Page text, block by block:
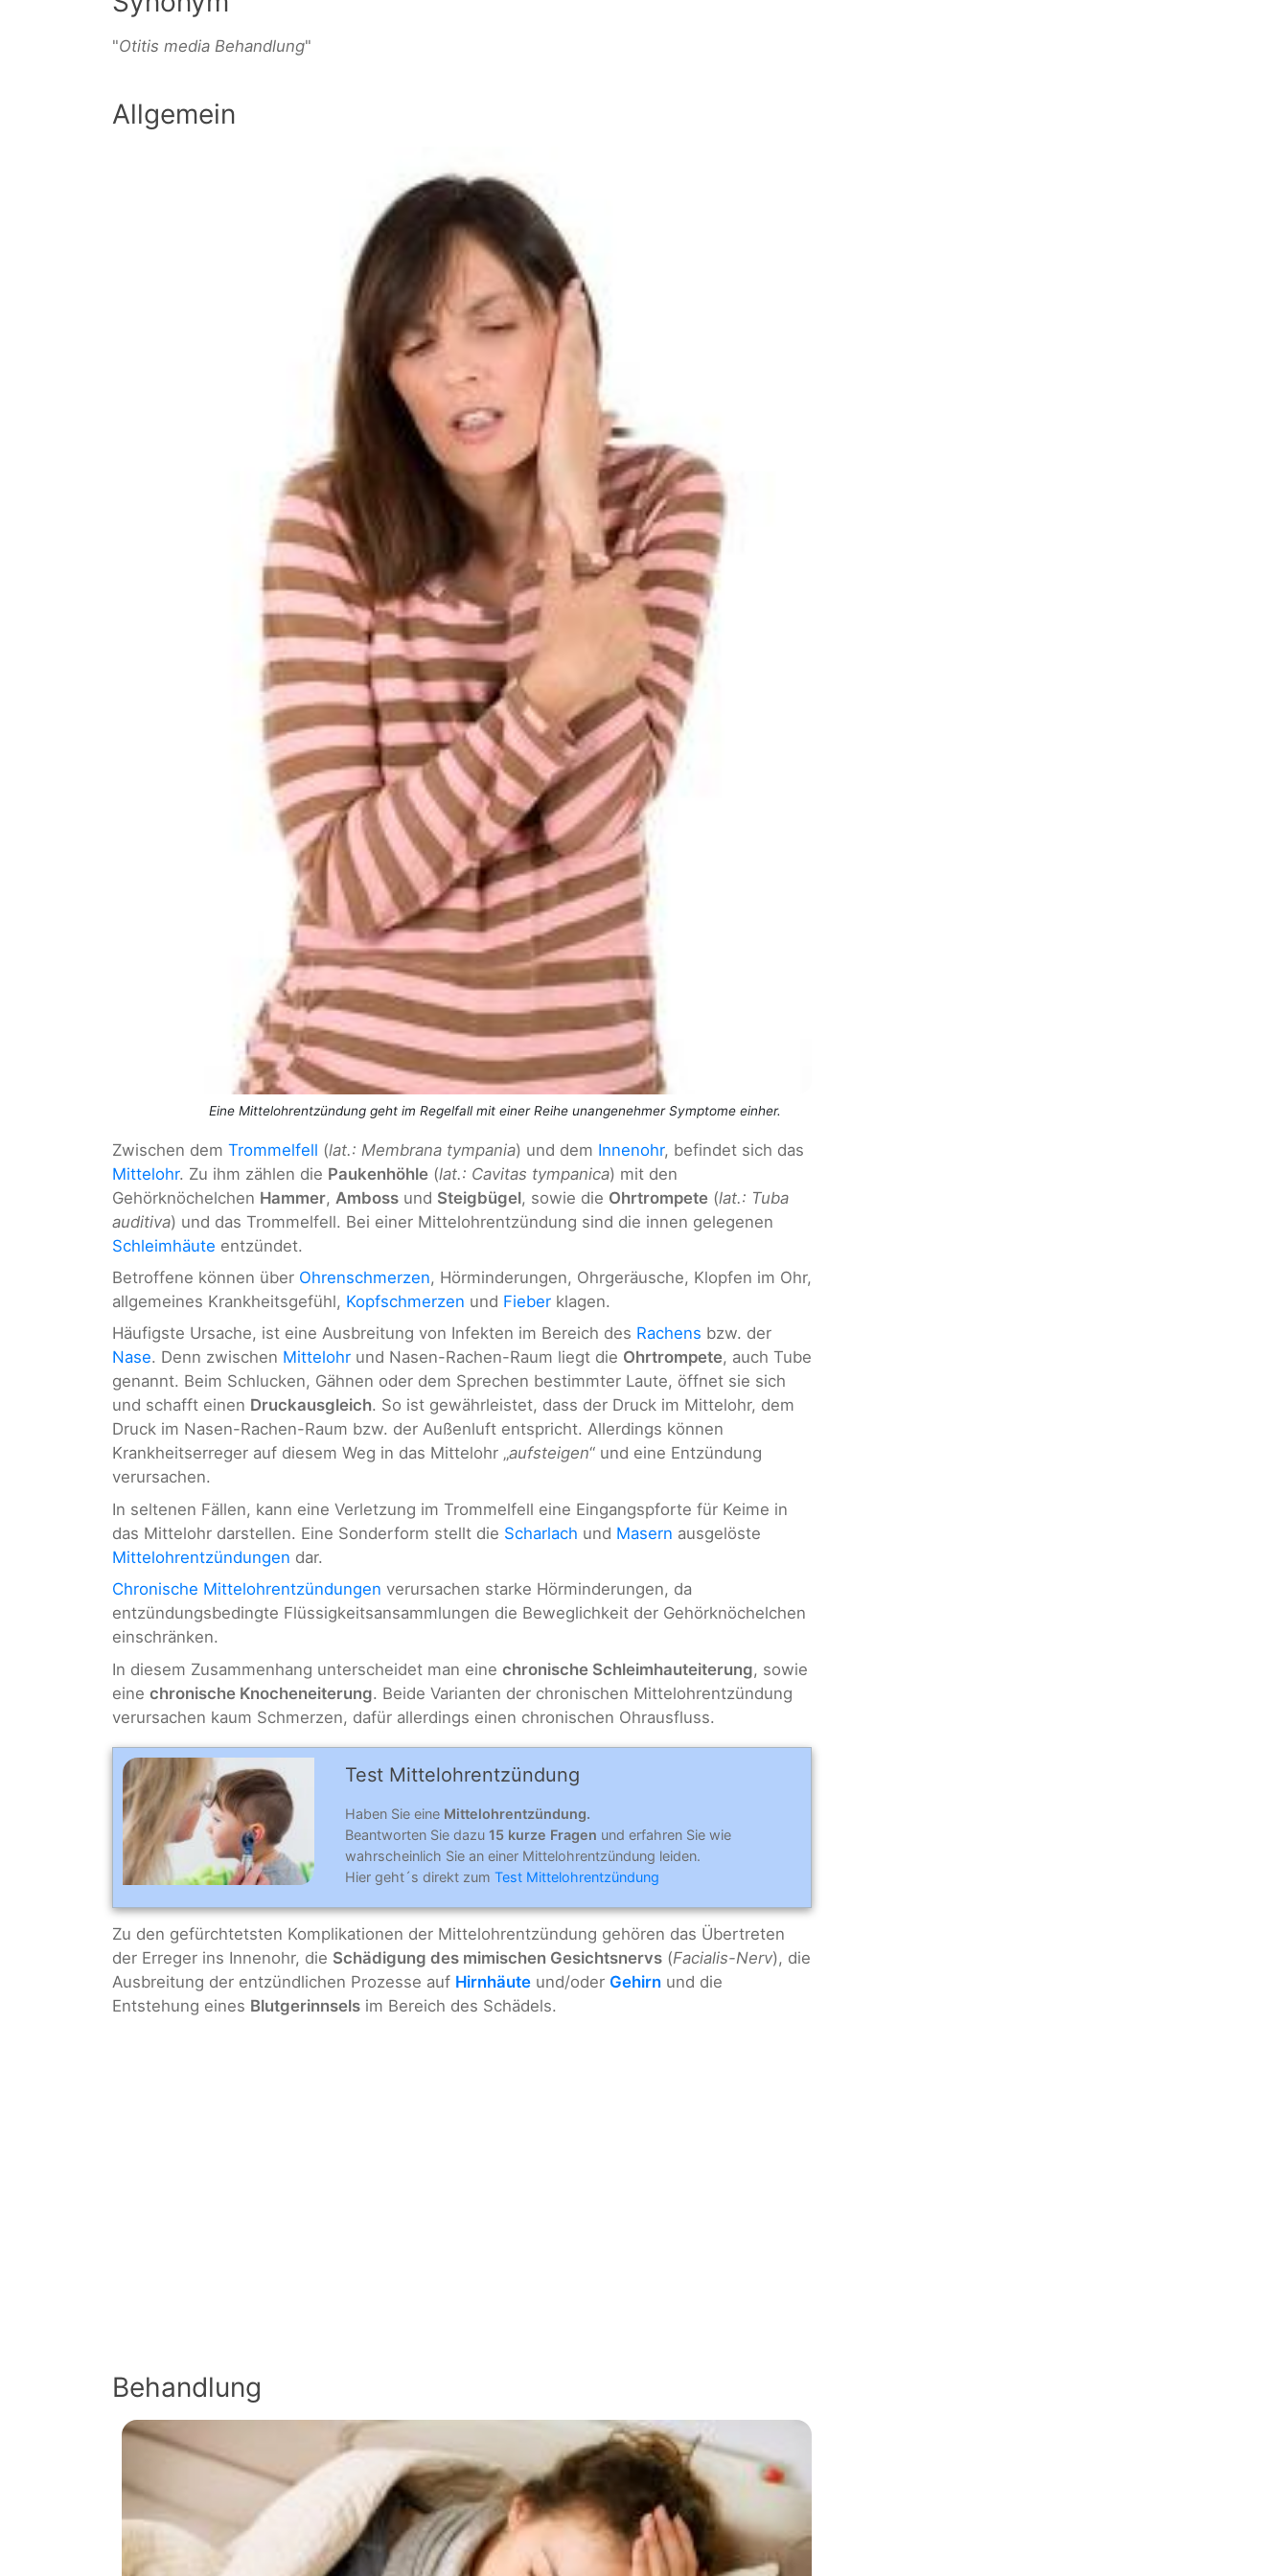
"Otitis media Behandlung"
Allgemein
Eine Mittelohrentzündung geht im Regelfall mit einer Reihe unangenehmer Symptome einher.
Zwischen dem Trommelfell (lat.: Membrana tympania) und dem Innenohr, befindet sich das
Mittelohr. Zu ihm zählen die Paukenhöhle (lat.: Cavitas tympanica) mit den
Gehörknöchelchen Hammer, Amboss und Steigbügel, sowie die Ohrtrompete (lat.: Tuba
auditiva) und das Trommelfell. Bei einer Mittelohrentzündung sind die innen gelegenen
Schleimhäute entzündet.
Betroffene können über Ohrenschmerzen, Hörminderungen, Ohrgeräusche, Klopfen im Ohr,
allgemeines Krankheitsgefühl, Kopfschmerzen und Fieber klagen.
Häufigste Ursache, ist eine Ausbreitung von Infekten im Bereich des Rachens bzw. der
Nase. Denn zwischen Mittelohr und Nasen-Rachen-Raum liegt die Ohrtrompete, auch Tube
genannt. Beim Schlucken, Gähnen oder dem Sprechen bestimmter Laute, öffnet sie sich
und schafft einen Druckausgleich. So ist gewährleistet, dass der Druck im Mittelohr, dem
Druck im Nasen-Rachen-Raum bzw. der Außenluft entspricht. Allerdings können
Krankheitserreger auf diesem Weg in das Mittelohr „aufsteigen“ und eine Entzündung
verursachen.
In seltenen Fällen, kann eine Verletzung im Trommelfell eine Eingangspforte für Keime in
das Mittelohr darstellen. Eine Sonderform stellt die Scharlach und Masern ausgelöste
Mittelohrentzündungen dar.
Chronische Mittelohrentzündungen verursachen starke Hörminderungen, da
entzündungsbedingte Flüssigkeitsansammlungen die Beweglichkeit der Gehörknöchelchen
einschränken.
In diesem Zusammenhang unterscheidet man eine chronische Schleimhauteiterung, sowie
eine chronische Knocheneiterung. Beide Varianten der chronischen Mittelohrentzündung
verursachen kaum Schmerzen, dafür allerdings einen chronischen Ohrausfluss.
Test Mittel­ohr­ent­zün­dung
Haben Sie eine Mittelohrentzündung.
Beantworten Sie dazu 15 kurze Fragen und erfahren Sie wie
wahrscheinlich Sie an einer Mittelohrentzündung leiden.
Hier geht´s direkt zum Test Mittelohrentzündung
Zu den gefürchtetsten Komplikationen der Mittelohrentzündung gehören das Übertreten
der Erreger ins Innenohr, die Schädigung des mimischen Gesichtsnervs (Facialis-Nerv), die
Ausbreitung der entzündlichen Prozesse auf Hirnhäute und/oder Gehirn und die
Entstehung eines Blutgerinnsels im Bereich des Schädels.
Behandlung